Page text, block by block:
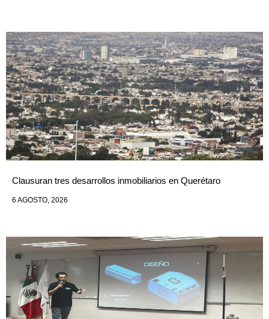
Clausuran tres desarrollos inmobiliarios en Querétaro
6 AGOSTO, 2026